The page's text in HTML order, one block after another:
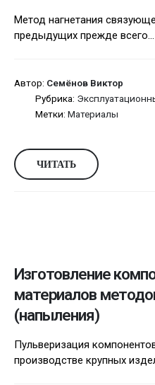
Метод нагнетания
предыдущих прежде всего...
Автор: Семёнов Виктор
Рубрика:
Метки: Материалы
ЧИТАТЬ
Изготовление
материалов
(напыления)
Пульверизация
производстве крупных